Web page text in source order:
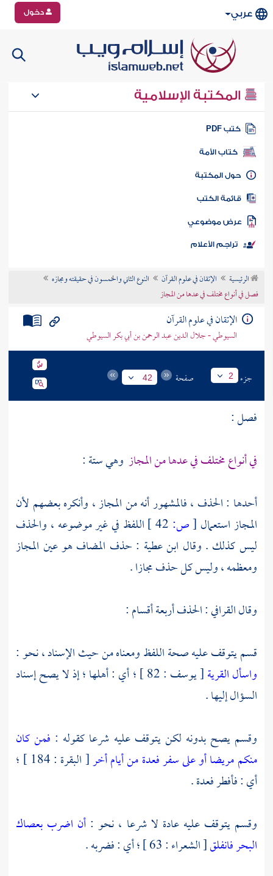
عربي دخول
المكتبة الإسلامية
كتب PDF
كتاب الأمة
المكتبة
الكتب
موضوعي
تراجم الأعلام
الرئيسية الإتقان في علوم القرآن
النوع الثاني والخمسون في حقيقته ومجازه
فصل في أنواع مختلف في عدها من المجاز
الإتقان في علوم القرآن
السيوطي - جلال الدين عبد الرحمن بن أبي بكر السيوطي
جزء 2 صفحة 42
فصل :
في أنواع مختلف في عدها من المجاز وهي ستة :
أحدها : الحذف ، فالمشهور أنه من المجاز ، وأنكره بعضهم لأن
المجاز استعمال [ص:
اللفظ في غير موضوعه ، والحذف
ليس كذلك . وقال ابن عطية : حذف المضاف هو عين المجاز
ومعظمه ، وليس كل حذف مجازا .
وقالالقرافي: الحذف أربعة أقسام :
قسم يتوقف عليه صحة اللفظ ومعناه من حيث الإسناد ، نحو :
واسأل القرية
[ يوسف : 82 ] ؛ أي : أهلها ؛ إذ لا يصح إسناد
السؤال إليها .
وقسم يصح بدونه لكن يتوقف عليه شرعا كقوله : فمن كان
منكم مريضا أو على سفر فعدة من أيام أخر
[ البقرة : 184 ] ؛
أي : فأفطر فعدة .
وقسم يتوقف عليه عادة لا شرعا ، نحو : أن اضرب بعصاك
البحر فانفلق[ الشعراء : 63 ] ؛ أي : فضربه .